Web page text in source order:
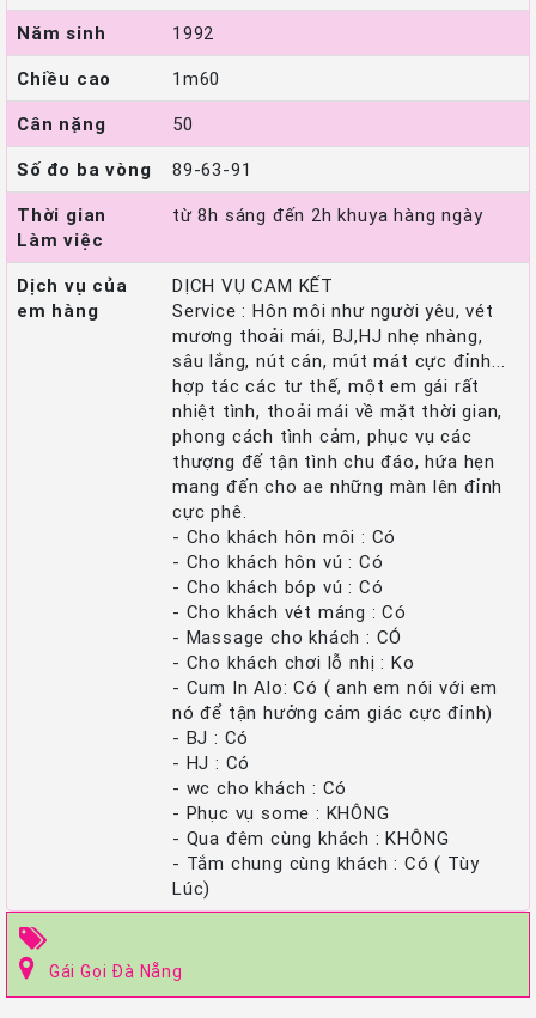
Năm sinh
1992
Chiều cao
1m60
Cân nặng
50
Số đo ba vòng
89-63-91
Thời gian
Làm việc
từ 8h sáng đến 2h khuya hàng ngày
Dịch vụ của
em hàng
DỊCH VỤ CAM KẾT
Service : Hôn môi như người yêu, vét
mương thoải mái, BJ,HJ nhẹ nhàng,
sâu lắng, nút cán, mút mát cực đỉnh...
hợp tác các tư thế, một em gái rất
nhiệt tình, thoải mái về mặt thời gian,
phong cách tình cảm, phục vụ các
thượng đế tận tình chu đáo, hứa hẹn
mang đến cho ae những màn lên đỉnh
cực phê.
- Cho khách hôn môi : Có
- Cho khách hôn vú : Có
- Cho khách bóp vú : Có
- Cho khách vét máng : Có
- Massage cho khách : CÓ
- Cho khách chơi lỗ nhị : Ko
- Cum In Alo: Có ( anh em nói với em
nó để tận hưởng cảm giác cực đỉnh)
- BJ : Có
- HJ : Có
- wc cho khách : Có
- Phục vụ some : KHÔNG
- Qua đêm cùng khách : KHÔNG
- Tắm chung cùng khách : Có ( Tùy
Lúc)
Gái Gọi Đà Nẵng